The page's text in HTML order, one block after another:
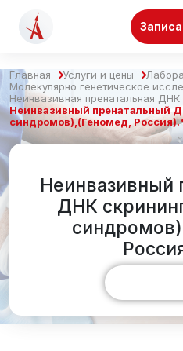
Главная Услуги и цены
Молекулярно генетическое
Неинвазивная пренатальная ДНК
Неинвазивный пренатальный
синдромов),(Геномед,
Неинвазивный
ДНК